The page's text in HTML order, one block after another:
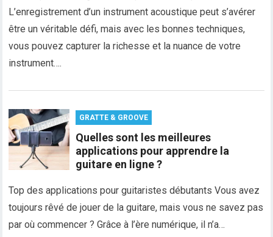
L’enregistrement d’un instrument acoustique peut s’avérer
être un véritable défi, mais avec les bonnes techniques,
vous pouvez capturer la richesse et la nuance de votre
instrument….
GRATTE & GROOVE
Quelles sont les meilleures
applications pour apprendre la
guitare en ligne ?
Top des applications pour guitaristes débutants Vous avez
toujours rêvé de jouer de la guitare, mais vous ne savez pas
par où commencer ? Grâce à l’ère numérique, il n’a…